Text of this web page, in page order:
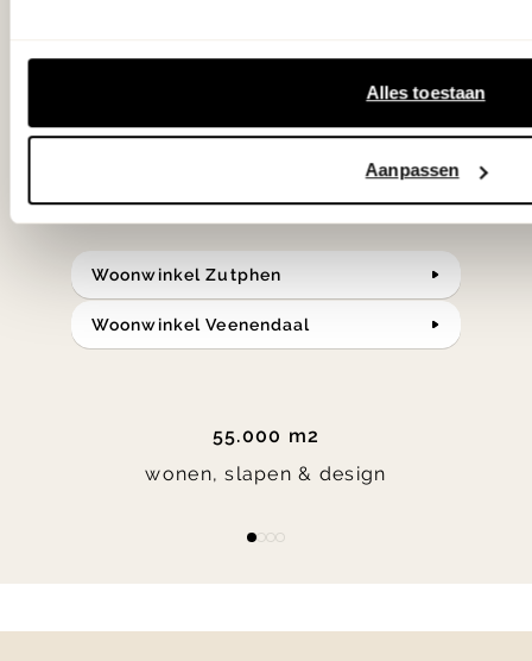
Alles toestaan
Aanpassen
klassiekers en de nieuwste ontwerpen
in verrassende materialen en kleuren!
Bekijk onze openingstijden en
bereken je route.
Woonwinkel Zutphen
Woonwinkel Veenendaal
55.000 m2
wonen, slapen & design